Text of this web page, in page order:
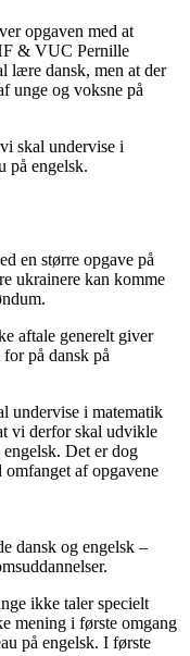
opgaven med at
& VUC Pernille
lære dansk, men at der
unge og voksne på
skal undervise i
på engelsk.
en større opgave på
ukrainere kan komme
aftale generelt giver
på dansk på
undervise i matematik
vi derfor skal udvikle
Det er dog
af opgavene
dansk og engelsk –
ikke taler specielt
mening i første omgang
på engelsk. I første